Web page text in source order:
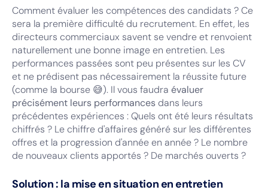
Comment évaluer les compétences des candidats ? Ce
sera la première difficulté du recrutement. En effet, les
directeurs commerciaux savent se vendre et renvoient
naturellement une bonne image en entretien. Les
performances passées sont peu présentes sur les CV
et ne prédisent pas nécessairement la réussite future
(comme la bourse 😅). Il vous faudra évaluer
précisément leurs performancesdans leurs
précédentes expériences : Quels ont été leurs résultats
chiffrés ? Le chiffre d'affaires généré sur les différentes
offres et la progression d'année en année ? Le nombre
de nouveaux clients apportés ? De marchés ouverts ?
Solution : la mise en situation en entretien